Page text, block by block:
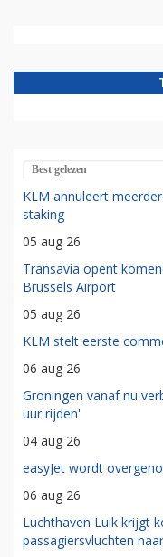
Best gelezen
KLM annuleert
staking
05 aug 26
Transavia opent
Brussels Airport
05 aug 26
KLM stelt eerste
06 aug 26
Groningen vanaf nu
uur rijden'
04 aug 26
easyJet wordt
06 aug 26
Luchthaven Luik krijgt
passagiersvluchten